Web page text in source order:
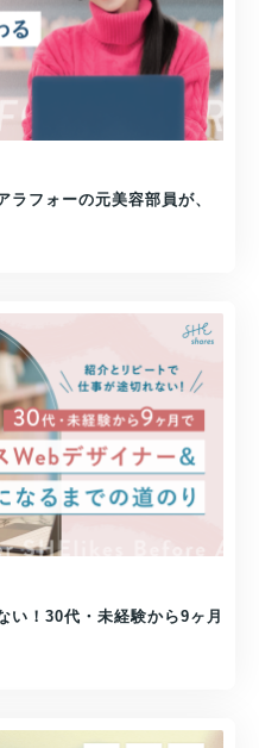
フォーの元美容部員が、
い！30代・未経験から9ヶ月